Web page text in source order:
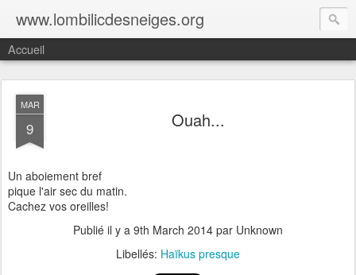
www.lombilicdesneiges.org
Accueil
MAR
9 Ouah...
Un aboiement bref
pique l'air sec du matin.
Cachez vos oreilles!
Publié il y a 9th March 2014 par Unknown
Libellés: Haïkus presque